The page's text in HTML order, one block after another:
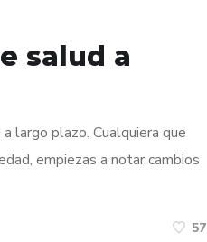
salud a
largo plazo. Cualquiera que
empiezas a notar cambios
57